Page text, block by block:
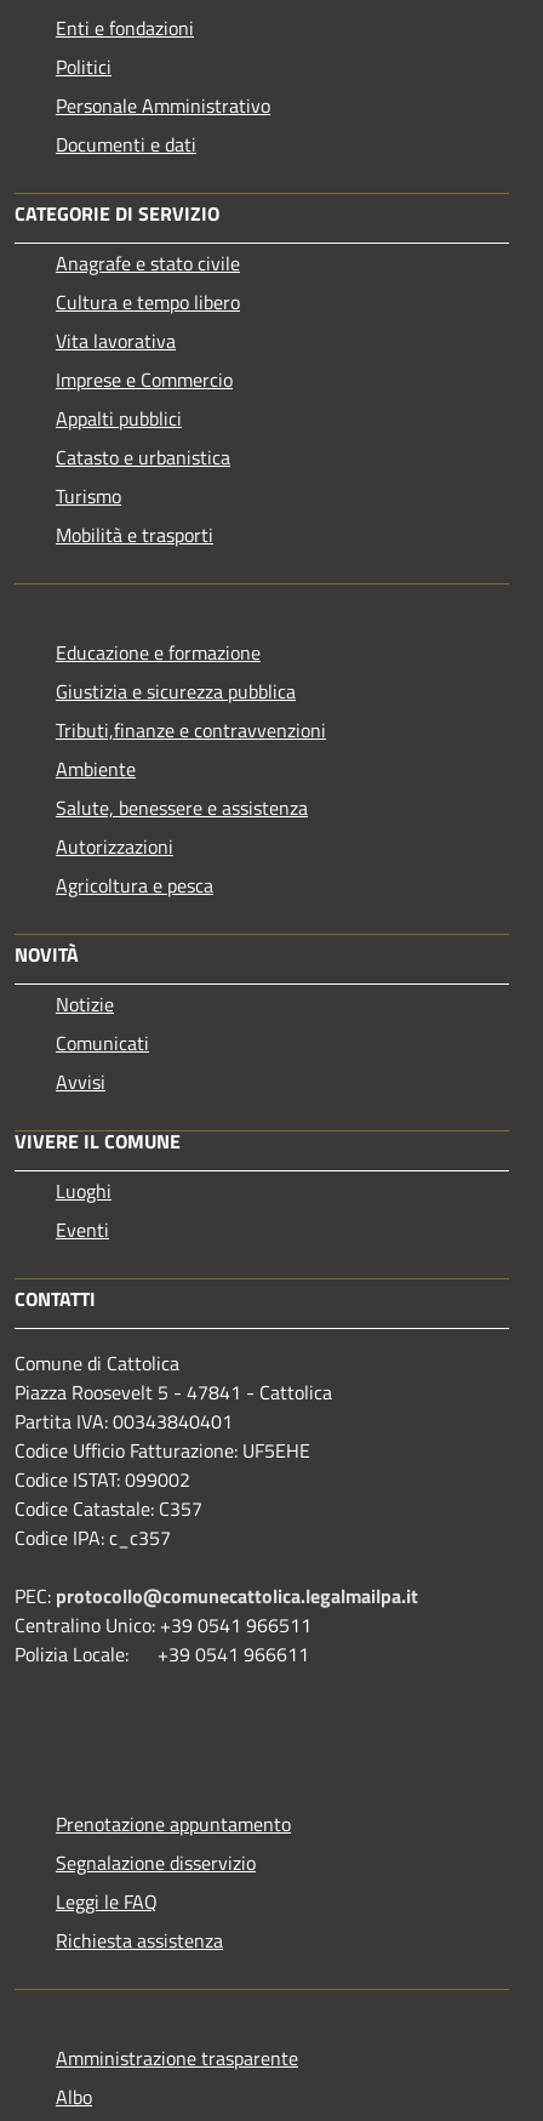
Enti e fondazioni
Politici
Personale Amministrativo
Documenti e dati
CATEGORIE DI SERVIZIO
Anagrafe e stato civile
Cultura e tempo libero
Vita lavorativa
Imprese e Commercio
Appalti pubblici
Catasto e urbanistica
Turismo
Mobilità e trasporti
Educazione e formazione
Giustizia e sicurezza pubblica
Tributi,finanze e contravvenzioni
Ambiente
Salute, benessere e assistenza
Autorizzazioni
Agricoltura e pesca
NOVITÀ
Notizie
Comunicati
Avvisi
VIVERE IL COMUNE
Luoghi
Eventi
CONTATTI
Comune di Cattolica
Piazza Roosevelt 5 - 47841 - Cattolica
Partita IVA: 00343840401
Codice Ufficio Fatturazione: UF5EHE
Codice ISTAT: 099002
Codice Catastale: C357
Codice IPA: c_c357
PEC: protocollo@comunecattolica.legalmailpa.it
Centralino Unico: +39 0541 966511
Polizia Locale: +39 0541 966611
Prenotazione appuntamento
Segnalazione disservizio
Leggi le FAQ
Richiesta assistenza
Amministrazione trasparente
Albo